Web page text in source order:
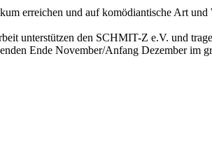
erreichen und auf komödiantische Art
unterstützen den SCHMIT-Z e.V. und
Ende November/Anfang Dezember im